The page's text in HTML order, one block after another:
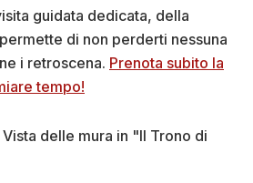
guidata dedicata, della
di non perderti nessuna
i retroscena. Prenota subito la
tempo!